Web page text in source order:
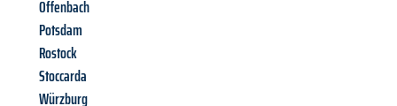
Offenbach
Potsdam
Rostock
Stoccarda
Würzburg